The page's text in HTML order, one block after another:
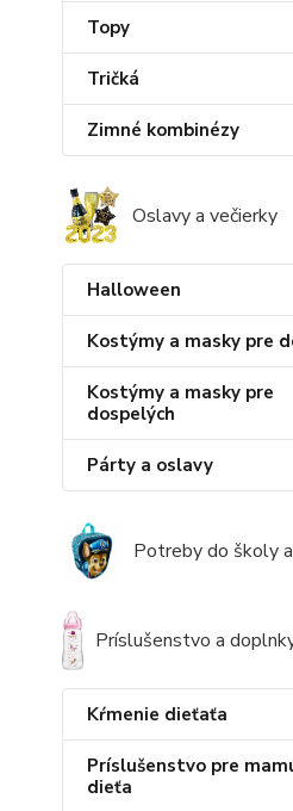
Topy
Tričká
Zimné kombinézy
Oslavy a večierky
Halloween
Kostýmy a masky pre
Kostýmy a masky pre
dospelých
Párty a oslavy
Potreby do školy
Príslušenstvo a
Kŕmenie dieťaťa
Príslušenstvo pre
dieťa